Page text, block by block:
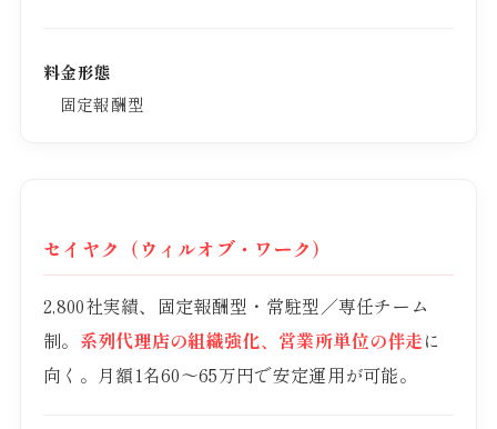
料金形態
固定報酬型
セイヤク（ウィルオブ・ワーク）
2,800社実績、固定報酬型・常駐型／専任チーム
制。 系列代理店の組織強化、営業所単位の伴走に
向く。月額1名60〜65万円で安定運用が可能。